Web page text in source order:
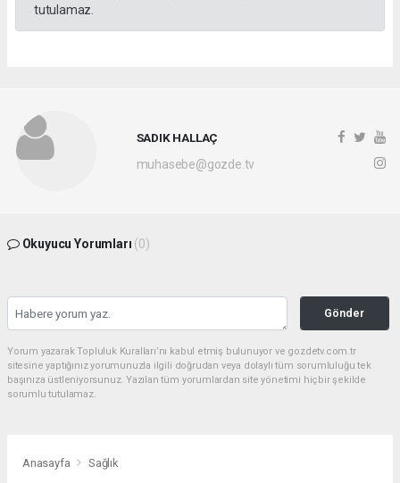
tutulamaz.
SADIK HALLAÇ
muhasebe@gozde.tv
Okuyucu Yorumları (0)
Gönder
Yorum yazarak Topluluk Kuralları’nı kabul etmiş bulunuyor ve gozdetv.com.tr
sitesine yaptığınız yorumunuzla ilgili doğrudan veya dolaylı tüm sorumluluğu tek
başınıza üstleniyorsunuz. Yazılan tüm yorumlardan site yönetimi hiçbir şekilde
sorumlu tutulamaz.
Anasayfa Sağlık